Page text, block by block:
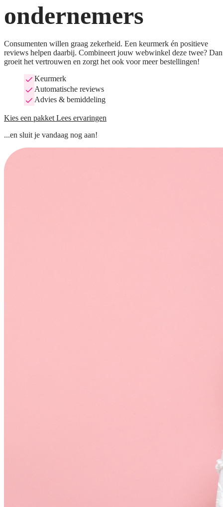
ondernemers
Consumenten willen graag zekerheid. Een keurmerk én positieve
reviews helpen daarbij. Combineert jouw webwinkel deze twee? Dan
groeit het vertrouwen en zorgt het ook voor meer bestellingen!
Keurmerk
Automatische reviews
Advies & bemiddeling
Kies een pakket Lees ervaringen
...en sluit je vandaag nog aan!